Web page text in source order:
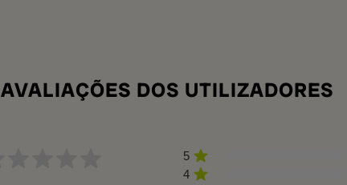
AVALIAÇÕES DOS UTILIZADORES
5
4